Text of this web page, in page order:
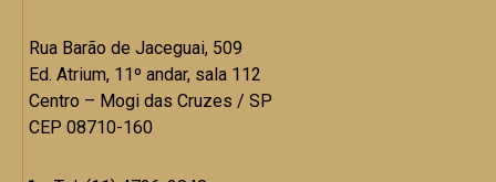
Rua Barão de Jaceguai, 509
Ed. Atrium, 11º andar, sala 112
Centro – Mogi das Cruzes / SP
CEP 08710-160